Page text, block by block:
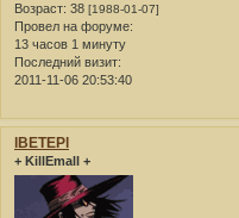
Возраст: 38 [1988-01-07]
Провел на форуме:
13 часов 1 минуту
Последний визит:
2011-11-06 20:53:40
lBETEPl
+ KillEmall +